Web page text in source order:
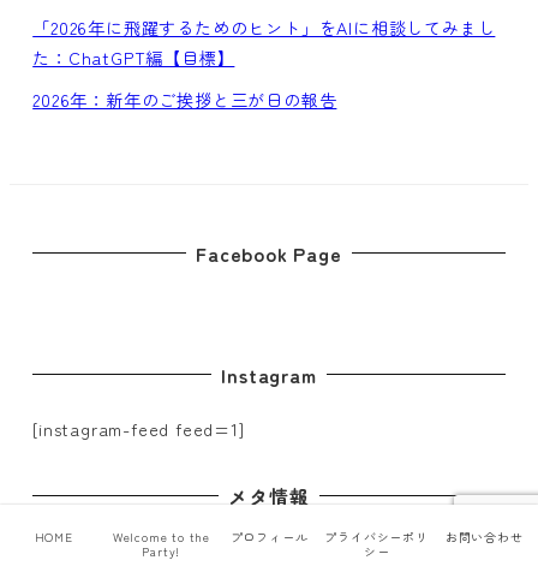
「2026年に飛躍するためのヒント」をAIに相談してみまし
た：ChatGPT編【目標】
2026年：新年のご挨拶と三が日の報告
Facebook Page
Instagram
[instagram-feed feed=1]
メタ情報
ログイン
HOME
Welcome to the
Party!
プロフィール
プライバシーポリ
シー
お問い合わせ